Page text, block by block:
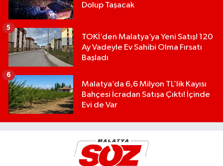
Dolup Taşacak
TOKİ’den Malatya’ya Yeni Satış! 120
Ay Vadeyle Ev Sahibi Olma Fırsatı
Başladı
5
Malatya’da 6,6 Milyon TL’lik Kayısı
Bahçesi İcradan Satışa Çıktı! İçinde
Evi de Var
6